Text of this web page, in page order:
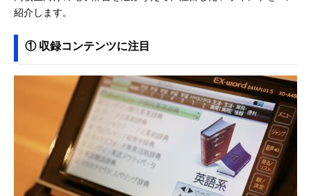
紹介します。
① 収録コンテンツに注目